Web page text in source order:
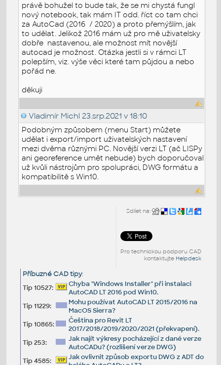
právě bohužel to bude tak, že se mi chystá fungl
nový notebook, tak mám IT odd. říct co tam chci
za AutoCad (2016 / 2020) a proto přemýšlím, jak
to udělat. Jelikož 2016 mám už pro mě uživatelsky
dobře nastavenou, ale možnost mít novější
autocad je možnost. Otázka jestli si v rámci LT
polepším, viz. výše věci které tam půjdou a nebo
pořád ne.
děkuji
Vladimír Michl 23.srp.2021 v 18:10
Podobným způsobem (menu Start) můžete
udělat i export/import uživatelských nastavení
mezi dvěma různými PC. Novější verzi LT (ač LISPy
ani georeference umět nebude) bych doporučoval
už kvůli nástrojům pro spolupráci, DWG formátu a
kompatibilitě s Win10.
Sdílet na:
Pro technickou podporu CAD
kontaktujte Helpdesk
Příbuzné CAD tipy:
Tip 10527:
Chyba "Windows Installer" při instalaci
AutoCAD LT 2016 pod Win10.
Tip 11229:
Mohu používat AutoCAD LT 2015/2016 na
MacOS Sierra?
Tip 10865:
Čeština pro Revit LT
2017/2018/2019/2020/2021 (překvapení).
Tip 253:
Jak najít výkresy pocházející z dané verze
AutoCADu? (rozlišení verze DWG)
Tip 4585:
Jak ovlivnit způsob exportu DWG z ADT do